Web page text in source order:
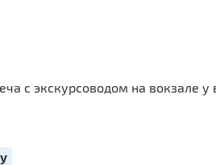
с экскурсоводом на вокзале